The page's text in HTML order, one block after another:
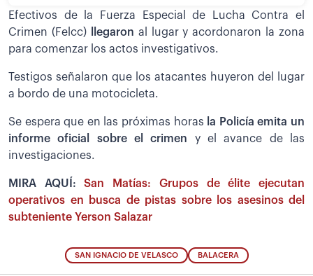
Efectivos de la Fuerza Especial de Lucha Contra el
Crimen (Felcc)
llegaron al lugar y acordonaron la zona
para comenzar los actos investigativos.
Testigos señalaron que los atacantes huyeron del lugar
a bordo de una motocicleta.
Se espera que en las próximas horas la Policía emita un
informe oficial sobre el crimen y el avance de las
investigaciones.
MIRA AQUÍ:San Matías: Grupos de élite ejecutan
operativos en busca de pistas sobre los asesinos del
subteniente Yerson Salazar
SAN IGNACIO DE VELASCO BALACERA